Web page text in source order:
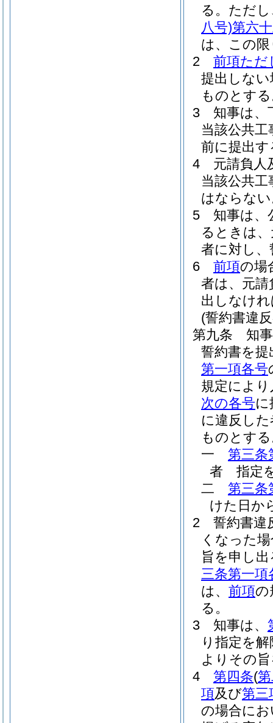
る。 ただ
八号)第六
は、この
2
前項ただ
提出しな
ものとす
3
知事は、
当該公共
前に提出
4
元請負人
当該公共
はならな
5
知事は、
るときは
者に対し
6
前項の場
者は、元
出しなけ
(誓約書違
第九条
知
誓約書を
第一項各号
規定によ
次の各号に
に違反した
ものとす
一
第三条
者 指定
二
第三条
けた日か
2
誓約書違
くなった
旨を申し
三条第一項
は、 前項の
る。
3
知事は、
り指定を
よりその
4
第四条(
項及び第三
の場合に